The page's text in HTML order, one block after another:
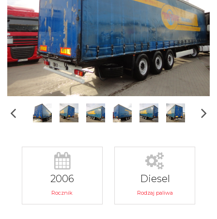
2006
Rocznik
Diesel
Rodzaj paliwa